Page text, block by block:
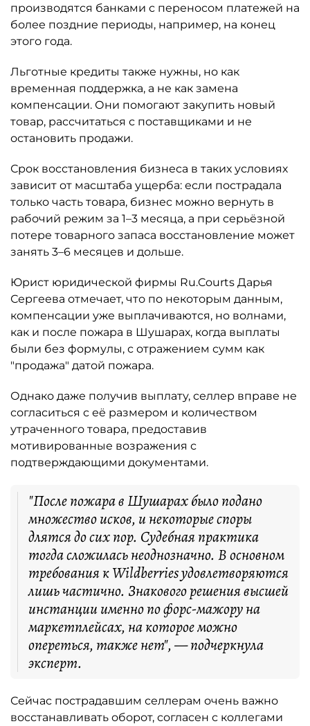
производятся банками с переносом платежей на
более поздние периоды, например, на конец
этого года.
Льготные кредиты также нужны, но как
временная поддержка, а не как замена
компенсации. Они помогают закупить новый
товар, рассчитаться с поставщиками и не
остановить продажи.
Срок восстановления бизнеса в таких условиях
зависит от масштаба ущерба: если пострадала
только часть товара, бизнес можно вернуть в
рабочий режим за 1–3 месяца, а при серьёзной
потере товарного запаса восстановление может
занять 3–6 месяцев и дольше.
Юрист юридической фирмы Ru.Courts Дарья
Сергеева отмечает, что по некоторым данным,
компенсации уже выплачиваются, но волнами,
как и после пожара в Шушарах, когда выплаты
были без формулы, с отражением сумм как
"продажа" датой пожара.
Однако даже получив выплату, селлер вправе не
согласиться с её размером и количеством
утраченного товара, предоставив
мотивированные возражения с
подтверждающими документами.
"После пожара в Шушарах было подано
множество исков, и некоторые споры
длятся до сих пор. Судебная практика
тогда сложилась неоднозначно. В основном
требования к Wildberries удовлетворяются
лишь частично. Знакового решения высшей
инстанции именно по форс-мажору на
маркетплейсах, на которое можно
опереться, также нет", — подчеркнула
эксперт.
Сейчас пострадавшим селлерам очень важно
восстанавливать оборот, согласен с коллегами